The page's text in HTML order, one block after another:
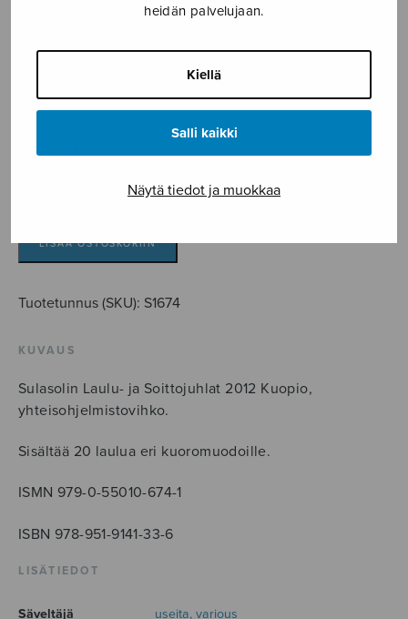
heidän palvelujaan.
Kiellä
Salli kaikki
Näytä tiedot ja muokkaa
useita, various
4,60€
Laulujuhlanuottivihko
määräLISÄÄ OSTOSKORIIN
Tuotetunnus (SKU): S1674
KUVAUS
Sulasolin Laulu- ja Soittojuhlat 2012 Kuopio,
yhteisohjelmistovihko.
Sisältää 20 laulua eri kuoromuodoille.
ISMN 979-0-55010-674-1
ISBN 978-951-9141-33-6
LISÄTIEDOT
Säveltäjä useita, various